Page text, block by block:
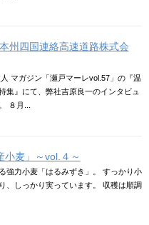
州四国連絡高速道路株式会
マガジン「瀬戸マーレvol.57」の『温
集』にて、弊社吉原良一のインタビュ
８月...
小麦」～vol.４～
強力小麦「はるみずき」。 すっかり小
、しっかり実っています。 収穫は順調